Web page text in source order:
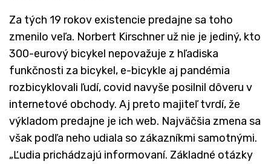
Za tých 19 rokov existencie predajne sa toho
zmenilo veľa. Norbert Kirschner už nie je jediný, kto
300-eurový bicykel nepovažuje z hľadiska
funkčnosti za bicykel, e-bicykle aj pandémia
rozbicyklovali ľudí, covid navyše posilnil dôveru v
internetové obchody. Aj preto majiteľ tvrdí, že
výkladom predajne je ich web. Najväčšia zmena sa
však podľa neho udiala so zákazníkmi samotnými.
„Ľudia prichádzajú informovaní. Základné otázky